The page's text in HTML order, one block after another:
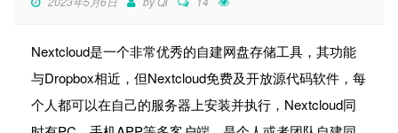
Nextcloud是一个非常优秀的自建网盘存储工具，其功能
与Dropbox相近，但Nextcloud免费及开放源代码软件，每
个人都可以在自己的服务器上安装并执行，Nextcloud同